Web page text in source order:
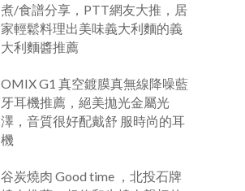
煮/食譜分享，PTT網友大推，居
家輕鬆料理出美味義大利麵的義
大利麵醬推薦
OMIX G1 真空鍍膜真無線降噪藍
牙耳機推薦，絕美拋光金屬光
澤，音質很好配戴舒 服時尚的耳
機
谷炭燒肉 Good time ，北投石牌